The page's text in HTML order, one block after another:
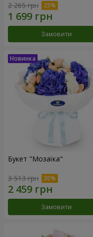
2 265 грн
Замовити
Букет "Мозаїка"
3 513 грн
Замовити